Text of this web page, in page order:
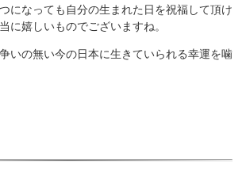
になっても自分の生まれた日を祝福して頂け
に嬉しいものでございますね。
いの無い今の日本に生きていられる幸運を噛